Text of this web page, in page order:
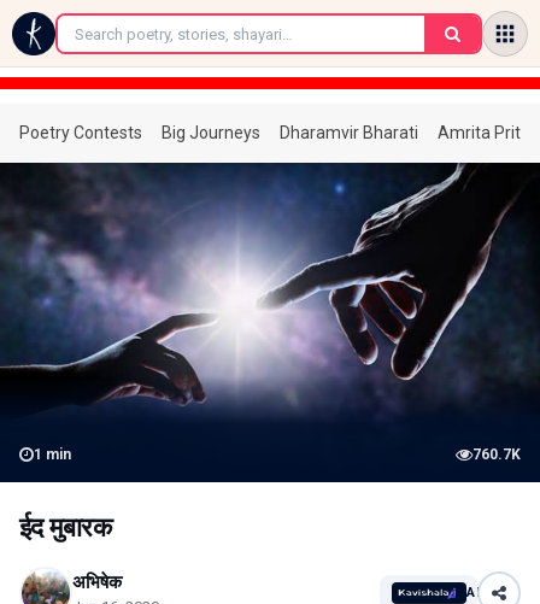
←
Poetry Contests Big Journeys Dharamvir Bharati Amrita
1 min 760.7K
ईद मुबारक
अभिषेक AI